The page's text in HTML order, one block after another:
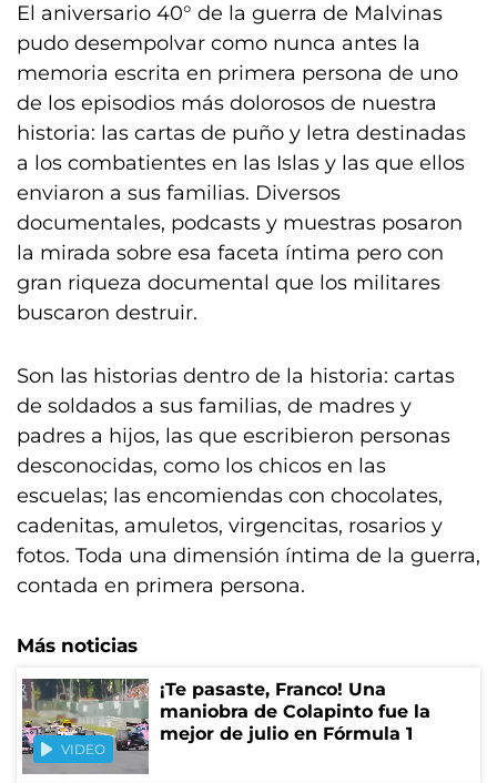
El aniversario 40° de la guerra de Malvinas
pudo desempolvar como nunca antes la
memoria escrita en primera persona de uno
de los episodios más dolorosos de nuestra
historia: las cartas de puño y letra destinadas
a los combatientes en las Islas y las que ellos
enviaron a sus familias. Diversos
documentales, podcasts y muestras posaron
la mirada sobre esa faceta íntima pero con
gran riqueza documental que los militares
buscaron destruir.
Son las historias dentro de la historia: cartas
de soldados a sus familias, de madres y
padres a hijos, las que escribieron personas
desconocidas, como los chicos en las
escuelas; las encomiendas con chocolates,
cadenitas, amuletos, virgencitas, rosarios y
fotos. Toda una dimensión íntima de la guerra,
contada en primera persona.
Más noticias
VIDEO
¡Te pasaste, Franco! Una
maniobra de Colapinto fue la
mejor de julio en Fórmula 1